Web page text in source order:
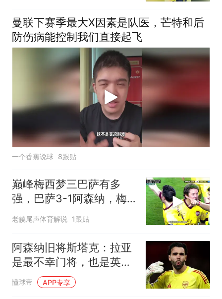
曼联下赛季最大X因素是队医，芒特和后
防伤病能控制我们直接起飞
一个香蕉说球 8跟贴
巅峰梅西梦三巴萨有多
强，巴萨3-1阿森纳，梅
西梅开二度，哈维、伊涅
老皢尾声体育解说 1跟贴
阿森纳旧将斯塔克：拉亚
是最不幸门将，也是英超
最佳
懂球帝 APP专享